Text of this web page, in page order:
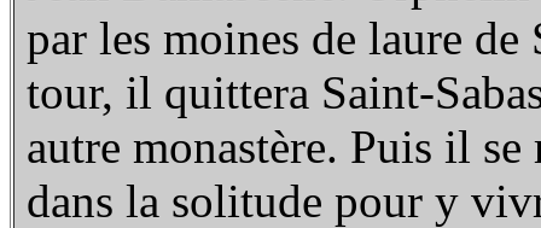
par les moines de laure
tour, il quittera Saint-
autre monastère. Puis il
dans la solitude pour y